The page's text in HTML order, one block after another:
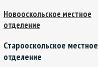
Новооскольское местное
отделение
Старооскольское местное
отделение